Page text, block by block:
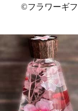
©︎フラワーギフ